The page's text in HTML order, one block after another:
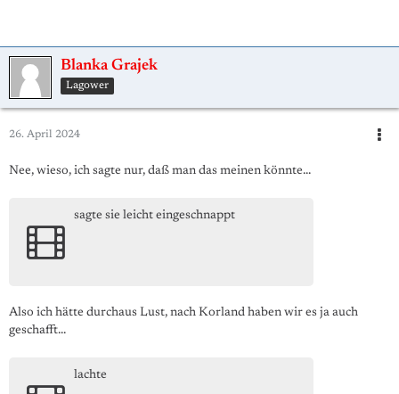
Blanka Grajek
Lagower
26. April 2024
Nee, wieso, ich sagte nur, daß man das meinen könnte...
sagte sie leicht eingeschnappt
Also ich hätte durchaus Lust, nach Korland haben wir es ja auch
geschafft...
lachte